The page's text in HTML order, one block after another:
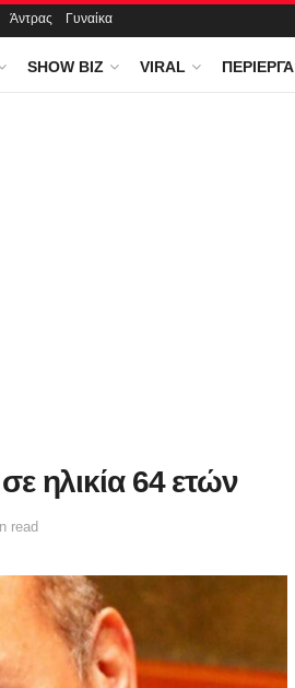
Άντρας Γυναίκα
SHOW BIZ VIRAL ΠΕΡΊΕΡΓΑ
ηλικία 64 ετών
read